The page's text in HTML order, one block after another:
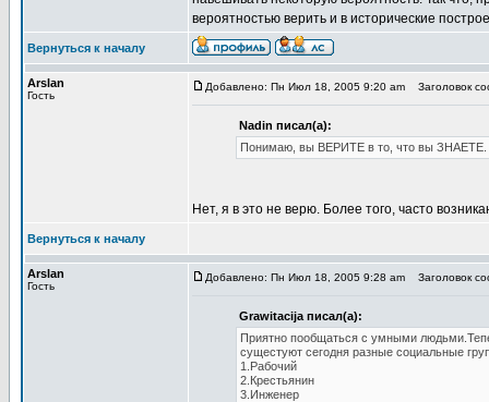
вероятностью верить и в исторические
Вернуться к началу
Arslan
Гость
Добавлено: Пн Июл 18, 2005 9:20 am Заголовок
Nadin писал(а):
Понимаю, вы ВЕРИТЕ в то, что вы ЗНАЕТЕ.
Нет, я в это не верю. Более того, часто
Вернуться к началу
Arslan
Гость
Добавлено: Пн Июл 18, 2005 9:28 am Заголовок
Grawitacija писал(а):
Приятно пообщаться с умными
сущестуют сегодня разные социальные
1.Рабочий
2.Крестьянин
3.Инженер